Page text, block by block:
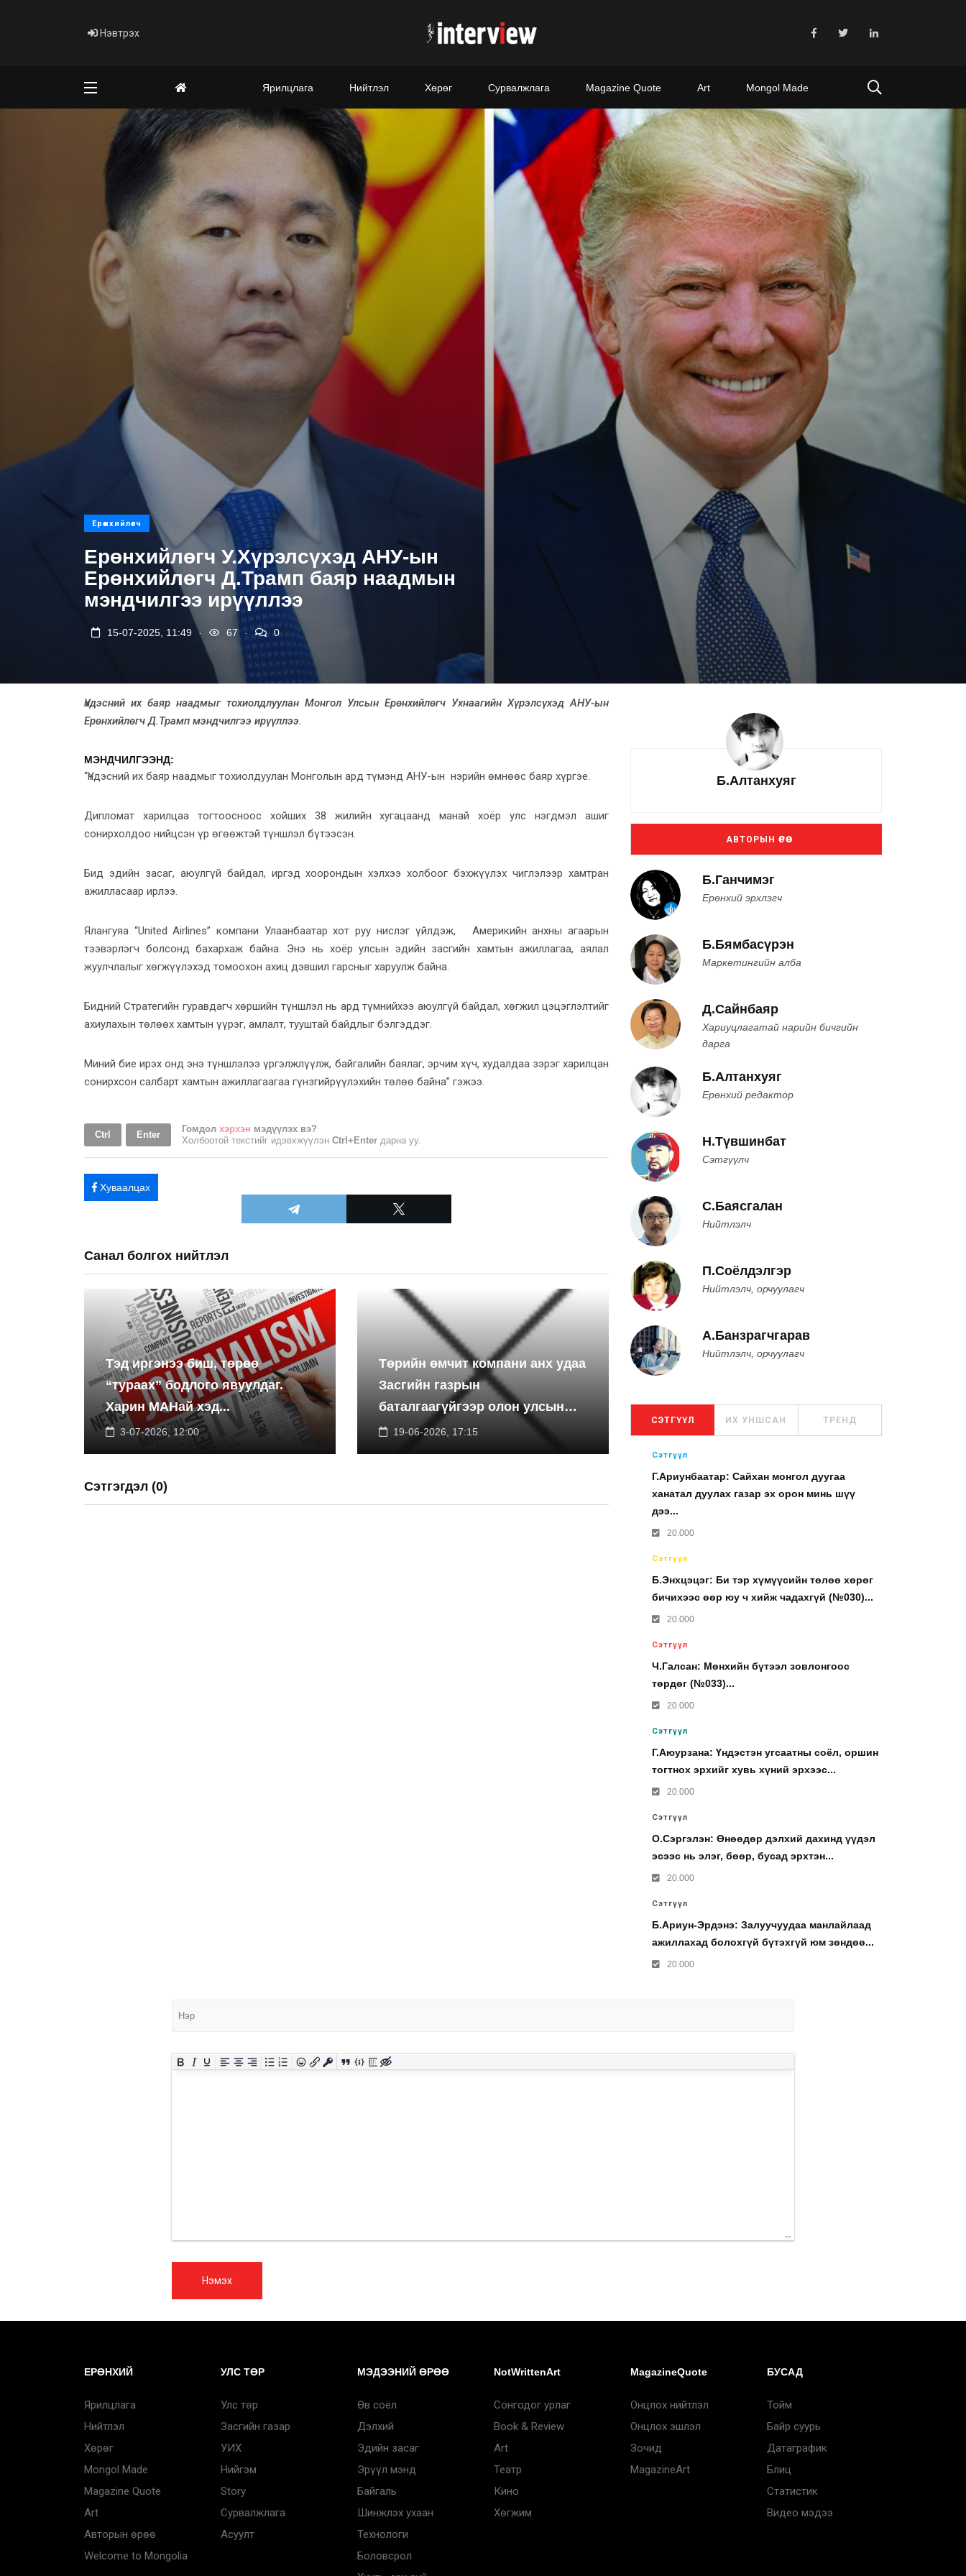
Нэвтрэх
Ярилцлага Нийтлэл Хөрөг Сурвалжлага Magazine Quote Art Mongol Made
Ерөнхийлөгч
Ерөнхийлөгч У.Хүрэлсүхэд АНУ-ын
Ерөнхийлөгч Д.Трамп баяр наадмын
мэндчилгээ ирүүллээ
15-07-2025, 11:49 . 67 0
Үндэсний их баяр наадмыг тохиолдлуулан Монгол Улсын Ерөнхийлөгч Ухнаагийн Хүрэлсүхэд АНУ-ын
Ерөнхийлөгч Д.Трамп мэндчилгээ ирүүллээ.
МЭНДЧИЛГЭЭНД:
“Үндэсний их баяр наадмыг тохиолдуулан Монголын ард түмэнд АНУ-ын нэрийн өмнөөс баяр хүргэе.
Дипломат харилцаа тогтоосноос хойших 38 жилийн хугацаанд манай хоёр улс нэгдмэл ашиг
сонирхолдоо нийцсэн үр өгөөжтэй түншлэл бүтээсэн.
Бид эдийн засаг, аюулгүй байдал, иргэд хоорондын хэлхээ холбоог бэхжүүлэх чиглэлээр хамтран
ажилласаар ирлээ.
Ялангуяа “United Airlines” компани Улаанбаатар хот руу нислэг үйлдэж, Америкийн анхны агаарын
тээвэрлэгч болсонд бахархаж байна. Энэ нь хоёр улсын эдийн засгийн хамтын ажиллагаа, аялал
жуулчлалыг хөгжүүлэхэд томоохон ахиц дэвшил гарсныг харуулж байна.
Бидний Стратегийн гуравдагч хөршийн түншлэл нь ард түмнийхээ аюулгүй байдал, хөгжил цэцэглэлтийг
ахиулахын төлөөх хамтын үүрэг, амлалт, тууштай байдлыг бэлгэддэг.
Миний бие ирэх онд энэ түншлэлээ үргэлжлүүлж, байгалийн баялаг, эрчим хүч, худалдаа зэрэг харилцан
сонирхсон салбарт хамтын ажиллагаагаа гүнзгийрүүлэхийн төлөө байна” гэжээ.
Ctrl Enter
Гомдол хэрхэн мэдүүлэх вэ?
Холбоотой текстийг идэвхжүүлэн Ctrl+Enter дарна уу.
Хуваалцах
Санал болгох нийтлэл
Тэд иргэнээ биш, төрөө
“тураах” бодлого явуулдаг.
Харин МАНай хэд...
3-07-2026, 12:00
Төрийн өмчит компани анх удаа
Засгийн газрын
баталгаагүйгээр олон улсын
экспортын зээлийн санхүүжилт
19-06-2026, 17:15
Сэтгэгдэл (0)
Б.Алтанхуяг
АВТОРЫН ӨРӨӨ
Б.Ганчимэг
Ерөнхий эрхлэгч
Б.Бямбасүрэн
Маркетингийн алба
Д.Сайнбаяр
Хариуцлагатай нарийн бичгийн
дарга
Б.Алтанхуяг
Ерөнхий редактор
Н.Түвшинбат
Сэтгүүлч
С.Баясгалан
Нийтлэлч
П.Соёлдэлгэр
Нийтлэлч, орчуулагч
А.Банзрагчгарав
Нийтлэлч, орчуулагч
СЭТГҮҮЛ ИХ УНШСАН ТРЕНД
Сэтгүүл
Г.Ариунбаатар: Сайхан монгол дуугаа
ханатал дуулах газар эх орон минь шүү
дээ...
20.000
Сэтгүүл
Б.Энхцэцэг: Би тэр хүмүүсийн төлөө хөрөг
бичихээс өөр юу ч хийж чадахгүй (№030)...
20.000
Сэтгүүл
Ч.Галсан: Мөнхийн бүтээл зовлонгоос
төрдөг (№033)...
20.000
Сэтгүүл
Г.Аюурзана: Үндэстэн угсаатны соёл, оршин
тогтнох эрхийг хувь хүний эрхээс...
20.000
Сэтгүүл
О.Сэргэлэн: Өнөөдөр дэлхий дахинд үүдэл
эсээс нь элэг, бөөр, бусад эрхтэн...
20.000
Сэтгүүл
Б.Ариун-Эрдэнэ: Залуучуудаа манлайлаад
ажиллахад болохгүй бүтэхгүй юм зөндөө...
20.000
Нэмэх
ЕРӨНХИЙ
Ярилцлага
Нийтлэл
Хөрөг
Mongol Made
Magazine Quote
Art
Авторын өрөө
Welcome to Mongolia
УЛС ТӨР
Улс төр
Засгийн газар
УИХ
Нийгэм
Story
Сурвалжлага
Асуулт
МЭДЭЭНИЙ ӨРӨӨ
Өв соёл
Дэлхий
Эдийн засаг
Эрүүл мэнд
Байгаль
Шинжлэх ухаан
Технологи
Боловсрол
NotWrittenArt
Сонгодог урлаг
Book & Review
Art
Театр
Кино
Хөгжим
MagazineQuote
Онцлох нийтлэл
Онцлох эшлэл
Зочид
MagazineArt
БУСАД
Тойм
Байр суурь
Датаграфик
Блиц
Статистик
Видео мэдээ